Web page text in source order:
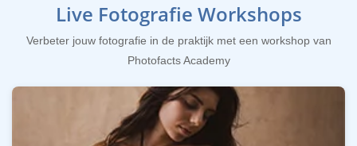
Live Fotografie Workshops
Verbeter jouw fotografie in de praktijk met een workshop van
Photofacts Academy